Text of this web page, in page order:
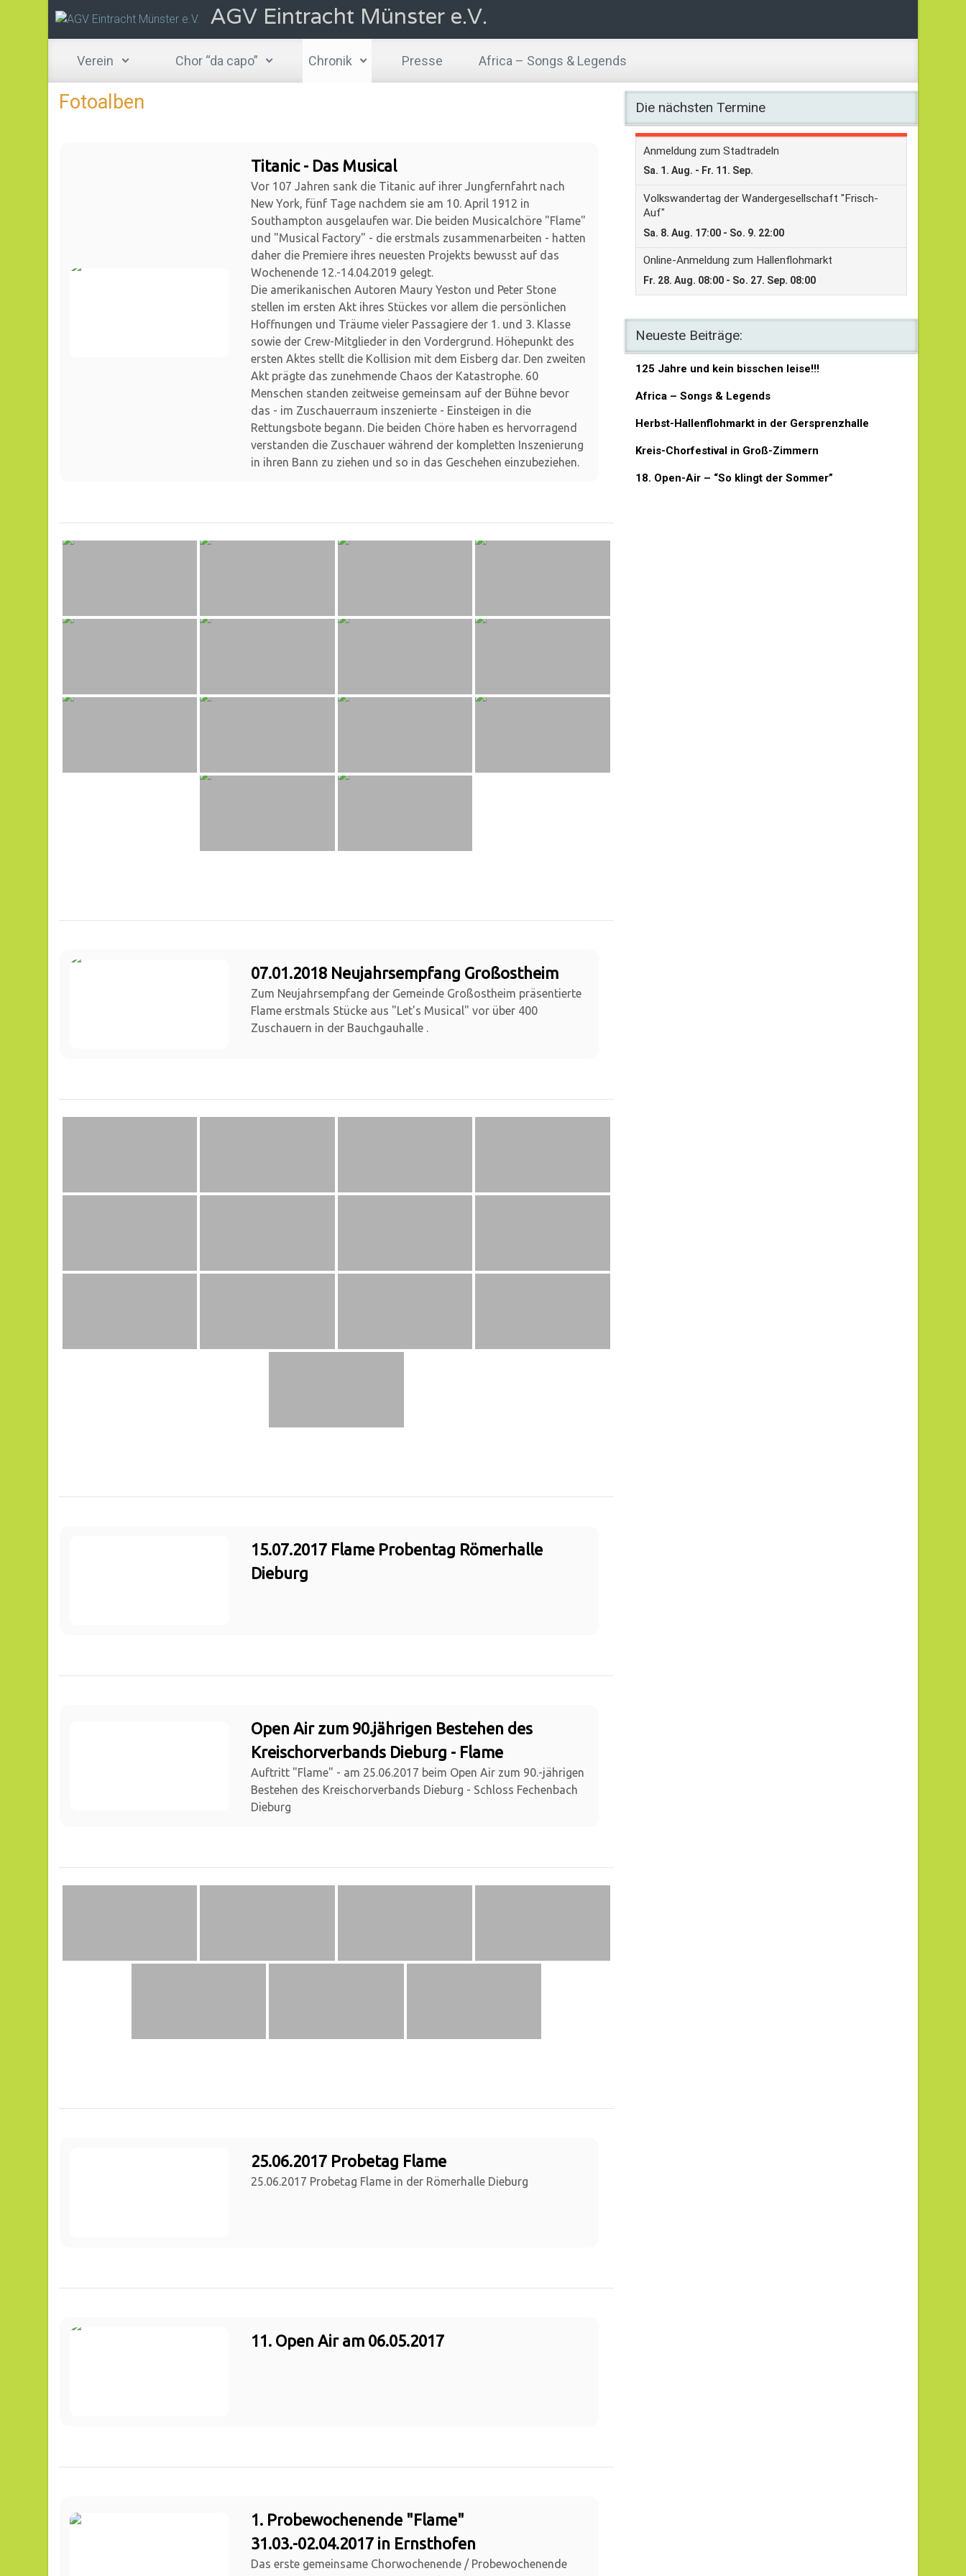
Zum Hauptinhalt springen AGV Eintracht Münster e.V.
Verein Chor “da capo” Chronik Presse Africa – Songs & Legends
Fotoalben
Titanic - Das Musical
Vor 107 Jahren sank die Titanic auf ihrer Jungfernfahrt nach
New York, fünf Tage nachdem sie am 10. April 1912 in
Southampton ausgelaufen war. Die beiden Musicalchöre "Flame"
und "Musical Factory" - die erstmals zusammenarbeiten - hatten
daher die Premiere ihres neuesten Projekts bewusst auf das
Wochenende 12.-14.04.2019 gelegt.
Die amerikanischen Autoren Maury Yeston und Peter Stone
stellen im ersten Akt ihres Stückes vor allem die persönlichen
Hoffnungen und Träume vieler Passagiere der 1. und 3. Klasse
sowie der Crew-Mitglieder in den Vordergrund. Höhepunkt des
ersten Aktes stellt die Kollision mit dem Eisberg dar. Den zweiten
Akt prägte das zunehmende Chaos der Katastrophe. 60
Menschen standen zeitweise gemeinsam auf der Bühne bevor
das - im Zuschauerraum inszenierte - Einsteigen in die
Rettungsbote begann. Die beiden Chöre haben es hervorragend
verstanden die Zuschauer während der kompletten Inszenierung
in ihren Bann zu ziehen und so in das Geschehen einzubeziehen.
07.01.2018 Neujahrsempfang Großostheim
Zum Neujahrsempfang der Gemeinde Großostheim präsentierte
Flame erstmals Stücke aus "Let's Musical" vor über 400
Zuschauern in der Bauchgauhalle .
15.07.2017 Flame Probentag Römerhalle
Dieburg
Open Air zum 90.jährigen Bestehen des
Kreischorverbands Dieburg - Flame
Auftritt "Flame" - am 25.06.2017 beim Open Air zum 90.-jährigen
Bestehen des Kreischorverbands Dieburg - Schloss Fechenbach
Dieburg
25.06.2017 Probetag Flame
25.06.2017 Probetag Flame in der Römerhalle Dieburg
11. Open Air am 06.05.2017
1. Probewochenende "Flame"
31.03.-02.04.2017 in Ernsthofen
Das erste gemeinsame Chorwochenende / Probewochenende
Die nächsten Termine
Neueste Beiträge:
125 Jahre und kein bisschen leise!!!
Africa – Songs & Legends
Herbst-Hallenflohmarkt in der Gersprenzhalle
Kreis-Chorfestival in Groß-Zimmern
18. Open-Air – “So klingt der Sommer”